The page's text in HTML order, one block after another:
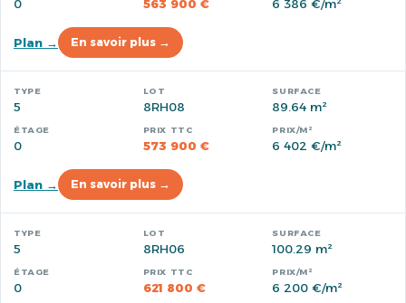
0 563 900 € 6 386 €/m²
Plan → En savoir plus →
5 8RH08 89.64 m²
0 573 900 € 6 402 €/m²
Plan → En savoir plus →
5 8RH06 100.29 m²
0 621 800 € 6 200 €/m²